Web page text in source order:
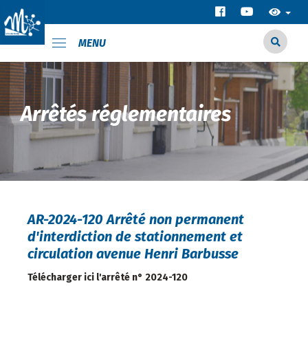
MENU
Arrêtés réglementaires
AR-2024-120 Arrêté non permanent
d'interdiction de stationnement et
circulation avenue Henri Barbusse
Télécharger ici l'arrêté n° 2024-120